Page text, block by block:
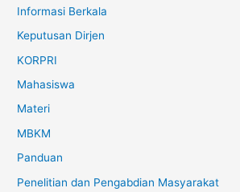
Informasi Berkala
Keputusan Dirjen
KORPRI
Mahasiswa
Materi
MBKM
Panduan
Penelitian dan Pengabdian Masyarakat